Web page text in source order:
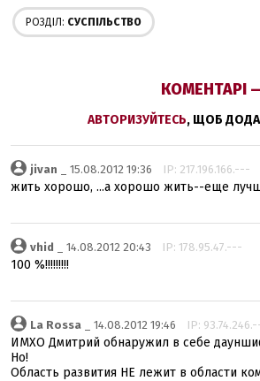
РОЗДІЛ: СУСПІЛЬСТВО
КОМЕНТАРІ
АВТОРИЗУЙТЕСЬ, ЩОБ
jivan _ 15.08.2012 19:36 IP: 217.196.166.---
жить хорошо, ...а хорошо жить--еще
vhid _ 14.08.2012 20:43 IP: 178.95.47.---
100 %!!!!!!!!!
La Rossa _ 14.08.2012 19:46 IP:
ИМХО Дмитрий обнаружил в себе
Но!
Область развития НЕ лежит в области